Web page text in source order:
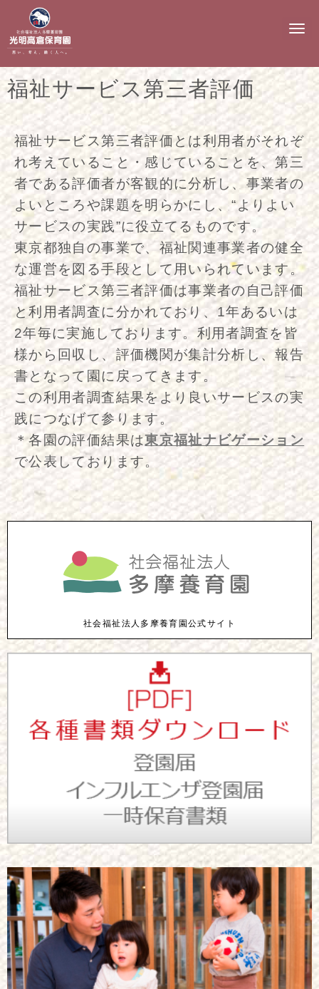
N
g
a
福祉サービス第三者評価
福祉サービス第三者評価とは利用者がそれぞ
れ考えていること・感じていることを、第三
者である評価者が客観的に分析し、事業者の
よいところや課題を明らかにし、“よりよい
サービスの実践”に役立てるものです。
東京都独自の事業で、福祉関連事業者の健全
な運営を図る手段として用いられています。
福祉サービス第三者評価は事業者の自己評価
と利用者調査に分かれており、1年あるいは
2年毎に実施しております。利用者調査を皆
様から回収し、評価機関が集計分析し、報告
書となって園に戻ってきます。
この利用者調査結果をより良いサービスの実
践につなげて参ります。
＊各園の評価結果は東京福祉ナビゲーション
で公表しております。
社会福祉法人多摩養育園公式サイト